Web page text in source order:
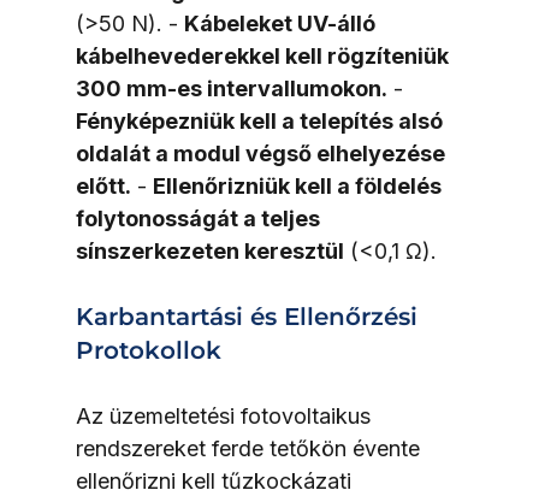
(>50 N). - Kábeleket UV-álló
kábelhevederekkel kell rögzíteniük
300 mm-es intervallumokon. -
Fényképezniük kell a telepítés alsó
oldalát a modul végső elhelyezése
előtt. - Ellenőrizniük kell a földelés
folytonosságát a teljes
sínszerkezeten keresztül (<0,1 Ω).
Karbantartási és Ellenőrzési
Protokollok
Az üzemeltetési fotovoltaikus
rendszereket ferde tetőkön évente
ellenőrizni kell tűzkockázati